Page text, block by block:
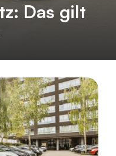
Das gilt